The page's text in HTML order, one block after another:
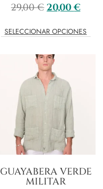
29,00€ 20,00€
SELECCIONAR OPCIONES
GUAYABERA VERDE
MILITAR